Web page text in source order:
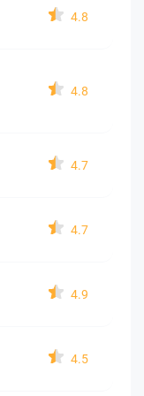
4.8
4.8
4.7
4.7
4.9
4.5